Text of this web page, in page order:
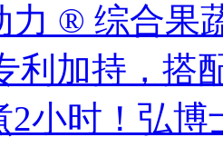
力 ® 综合果
利加持，搭
2小时！弘